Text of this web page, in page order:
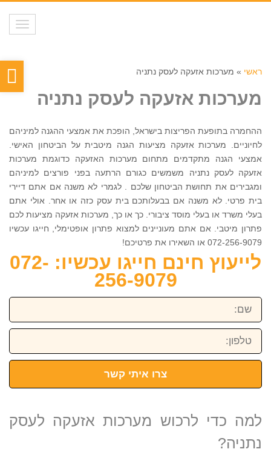
ראשי » מערכות אזעקה לעסק נתניה
מערכות אזעקה לעסק נתניה
ההחמרה בתופעת הפריצות בישראל, הופכת את אמצעי ההגנה למיניהם
לחיוניים. מערכות אזעקה מציעות הגנה מיטבית על הביטחון האישי.
אמצעי הגנה מתקדמים מתחום מערכות האזעקה כדוגמת מערכות
אזעקה לעסק נתניה משמשים כגורם הרתעה בפני פורצים למיניהם
ומגבירים את תחושת הביטחון שלכם . לגמרי לא משנה אם אתם דיירי
בית פרטי. לא משנה אם בבעלותכם בית עסק כזה או אחר. אולי אתם
בעלי משרד או בעלי מוסד ציבורי. כך או כך, מערכות אזעקה מציעות לכם
פתרון מיטבי. אם אתם מעוניינים למצוא פתרון אופטימלי, חייגו עכשיו
072-256-9079 או השאירו את פרטיכם!
לייעוץ חינם חייגו עכשיו: 072-
256-9079
שם:
טלפון:
צרו איתי קשר
למה כדי לרכוש מערכות אזעקה לעסק
נתניה?